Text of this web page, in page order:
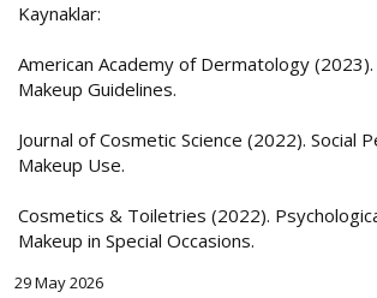
Kaynaklar:
American Academy of Dermatology (2023).
Makeup Guidelines.
Journal of Cosmetic Science (2022). Social
Makeup Use.
Cosmetics & Toiletries (2022).
Makeup in Special Occasions.
29 May 2026